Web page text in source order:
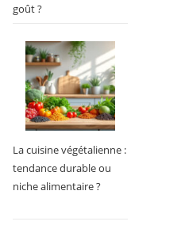
goût ?
La cuisine végétalienne :
tendance durable ou
niche alimentaire ?